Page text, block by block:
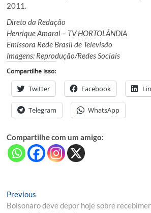
2011.
Direto da Redação
Henrique Amaral – TV HORTOLÂNDIA
Emissora Rede Brasil de Televisão
Imagens: Reprodução/Redes Sociais
Compartilhe isso:
Twitter Facebook
Telegram WhatsApp
Compartilhe com um amigo:
Navegação
Previous
post:
Bolsonaro deve depor hoje sobre